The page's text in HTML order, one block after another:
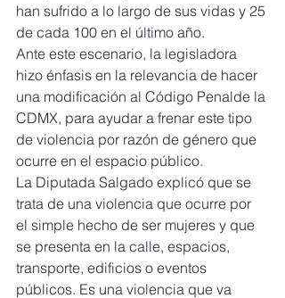
han sufrido a lo largo de sus vidas y 25
de cada 100 en el último año.
Ante este escenario, la legisladora
hizo énfasis en la relevancia de hacer
una modificación al Código Penalde la
CDMX, para ayudar a frenar este tipo
de violencia por razón de género que
ocurre en el espacio público.
La Diputada Salgado explicó que se
trata de una violencia que ocurre por
el simple hecho de ser mujeres y que
se presenta en la calle, espacios,
transporte, edificios o eventos
públicos. Es una violencia que va